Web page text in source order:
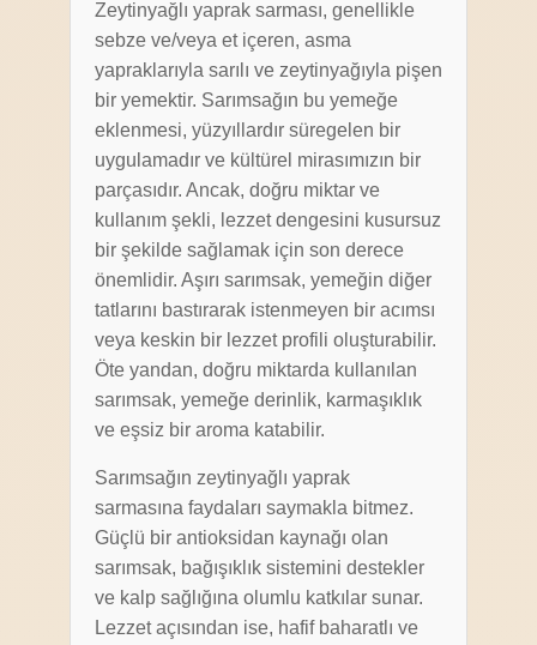
Zeytinyağlı yaprak sarması, genellikle
sebze ve/veya et içeren, asma
yapraklarıyla sarılı ve zeytinyağıyla pişen
bir yemektir. Sarımsağın bu yemeğe
eklenmesi, yüzyıllardır süregelen bir
uygulamadır ve kültürel mirasımızın bir
parçasıdır. Ancak, doğru miktar ve
kullanım şekli, lezzet dengesini kusursuz
bir şekilde sağlamak için son derece
önemlidir. Aşırı sarımsak, yemeğin diğer
tatlarını bastırarak istenmeyen bir acımsı
veya keskin bir lezzet profili oluşturabilir.
Öte yandan, doğru miktarda kullanılan
sarımsak, yemeğe derinlik, karmaşıklık
ve eşsiz bir aroma katabilir.
Sarımsağın zeytinyağlı yaprak
sarmasına faydaları saymakla bitmez.
Güçlü bir antioksidan kaynağı olan
sarımsak, bağışıklık sistemini destekler
ve kalp sağlığına olumlu katkılar sunar.
Lezzet açısından ise, hafif baharatlı ve